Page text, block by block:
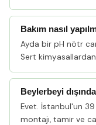
Bakım nasıl
Ayda bir pH nötr
Sert kimyasallardan
Beylerbeyi
Evet. İstanbul'un
montajı, tamir ve